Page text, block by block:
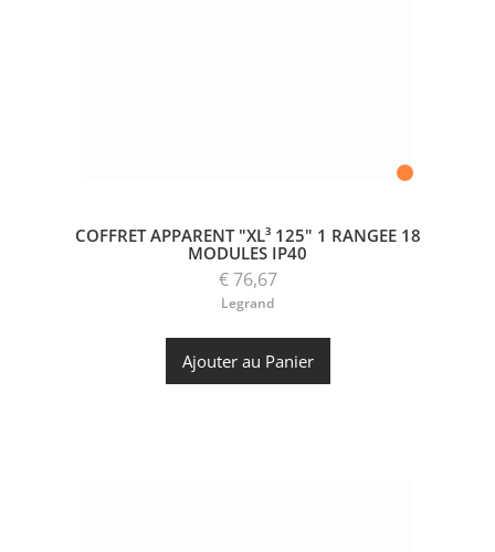
COFFRET APPARENT "XL³ 125" 1 RANGEE 18
MODULES IP40
€ 76,67
Legrand
Ajouter au Panier